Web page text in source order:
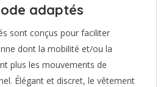
adaptés
sont conçus pour faciliter
dont la mobilité et/ou la
plus les mouvements de
Élégant et discret, le vêtement